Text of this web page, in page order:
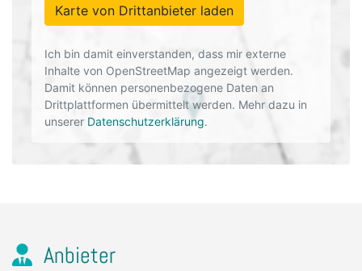
Karte von Drittanbieter laden
Ich bin damit einverstanden, dass mir externe
Inhalte von OpenStreetMap angezeigt werden.
Damit können personenbezogene Daten an
Drittplattformen übermittelt werden. Mehr dazu in
unserer Datenschutzerklärung.
Anbieter